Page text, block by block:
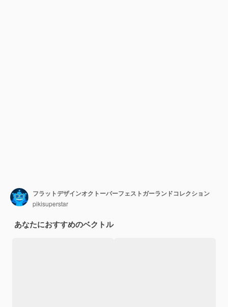
フラットデザインオクトーバーフェストガーランドコレクション
pikisuperstar
あなたにおすすめのベクトル